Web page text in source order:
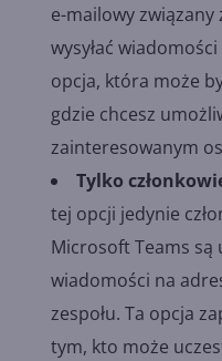
e-mailowy związany
wysyłać
opcja, która może
gdzie chcesz
zainteresowanym
Tylko
tej opcji jedynie
Microsoft Teams są
wiadomości na
zespołu. Ta opcja
tym, kto może